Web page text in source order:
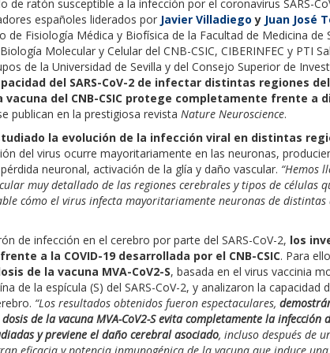
de ratón susceptible a la infección por el coronavirus SARS-
españoles liderados por Javier Villadiegoy Juan José
de Fisiología Médica y Biofísica de la Facultad de Medicina de
Molecular y Celular del CNB-CSIC, CIBERINFEC y PTI
de la Universidad de Sevilla y del Consejo Superior de
del SARS-CoV-2 de infectar distintas regiones
vacuna del CNB-CSIC protege completamente frente a
publican en la prestigiosa revista Nature Neuroscience.
la evolución de la infección viral en distintas
del virus ocurre mayoritariamente en las neuronas,
neuronal, activación de la glía y daño vascular. “Hemos
muy detallado de las regiones cerebrales y tipos de células
cómo el virus infecta mayoritariamente neuronas de distintas
de infección en el cerebro por parte del SARS-CoV-2, los
a la COVID-19 desarrollada por el CNB-CSIC. Para
de la vacuna MVA-CoV2-S, basada en el virus vaccinia
de la espícula (S) del SARS-CoV-2, y analizaron la capacidad
“Los resultados obtenidos fueron espectaculares,
de la vacuna MVA-CoV2-S evita completamente la infección
y previene el daño cerebral asociado, incluso después de
eficacia y potencia inmunogénica de la vacuna que induce